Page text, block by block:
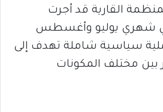
القارية قد أجرت
شهري يوليو وأغسطس
سياسية شاملة تهدف إلى
مختلف المكونات